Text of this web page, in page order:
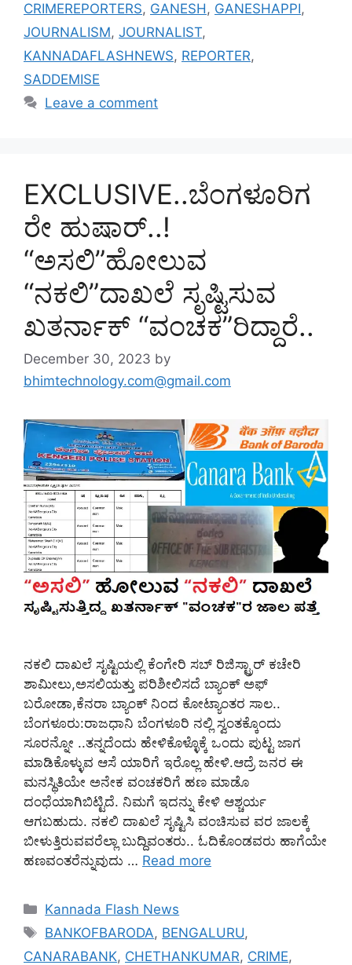
CRIMEREPORTERS, GANESH, GANESHAPPI,
JOURNALISM, JOURNALIST,
KANNADAFLASHNEWS, REPORTER,
SADDEMISE
Leave a comment
EXCLUSIVE..ಬೆಂಗಳೂರಿಗ
ರೇ ಹುಷಾರ್..!
“ಅಸಲಿ”ಹೋಲುವ
“ನಕಲಿ”ದಾಖಲೆ ಸೃಷ್ಟಿಸುವ
ಖತರ್ನಾಕ್ “ವಂಚಕ”ರಿದ್ದಾರೆ..
December 30, 2023 by
bhimtechnology.com@gmail.com
ನಕಲಿ ದಾಖಲೆ ಸೃಷ್ಟಿಯಲ್ಲಿ ಕೆಂಗೇರಿ ಸಬ್ ರಿಜಿಸ್ಟ್ರಾರ್ ಕಚೇರಿ
ಶಾಮೀಲು,ಅಸಲಿಯತ್ತು ಪರಿಶೀಲಿಸದೆ ಬ್ಯಾಂಕ್ ಅಫ್
ಬರೋಡಾ,ಕೆನರಾ ಬ್ಯಾಂಕ್ ನಿಂದ ಕೋಟ್ಯಾಂತರ ಸಾಲ..
ಬೆಂಗಳೂರು:ರಾಜಧಾನಿ ಬೆಂಗಳೂರಿ ನಲ್ಲಿ ಸ್ವಂತಕ್ಕೊಂದು
ಸೂರನ್ನೋ ..ತನ್ನದೆಂದು ಹೇಳಿಕೊಳ್ಳೊಕ್ಕೆ ಒಂದು ಪುಟ್ಟ ಜಾಗ
ಮಾಡಿಕೊಳ್ಳುವ ಆಸೆ ಯಾರಿಗೆ ಇರೊಲ್ಲ ಹೇಳಿ.ಆದ್ರೆ ಜನರ ಈ
ಮನಸ್ಥಿತಿಯೇ ಅನೇಕ ವಂಚಕರಿಗೆ ಹಣ ಮಾಡೊ
ದಂಧೆಯಾಗಿಬಿಟ್ಟಿದೆ. ನಿಮಗೆ ಇದನ್ನು ಕೇಳಿ ಆಶ್ಚರ್ಯ
ಆಗಬಹುದು. ನಕಲಿ ದಾಖಲೆ ಸೃಷ್ಟಿಸಿ ವಂಚಿಸುವ ವರ ಜಾಲಕ್ಕೆ
ಬೀಳುತ್ತಿರುವವರೆಲ್ಲಾ ಬುದ್ದಿವಂತರು.. ಓದಿಕೊಂಡವರು ಹಾಗೆಯೇ
ಹಣವಂತರೆನ್ನುವುದು … Read more
Categories
Kannada Flash News
Tags
BANKOFBARODA, BENGALURU,
CANARABANK, CHETHANKUMAR, CRIME,